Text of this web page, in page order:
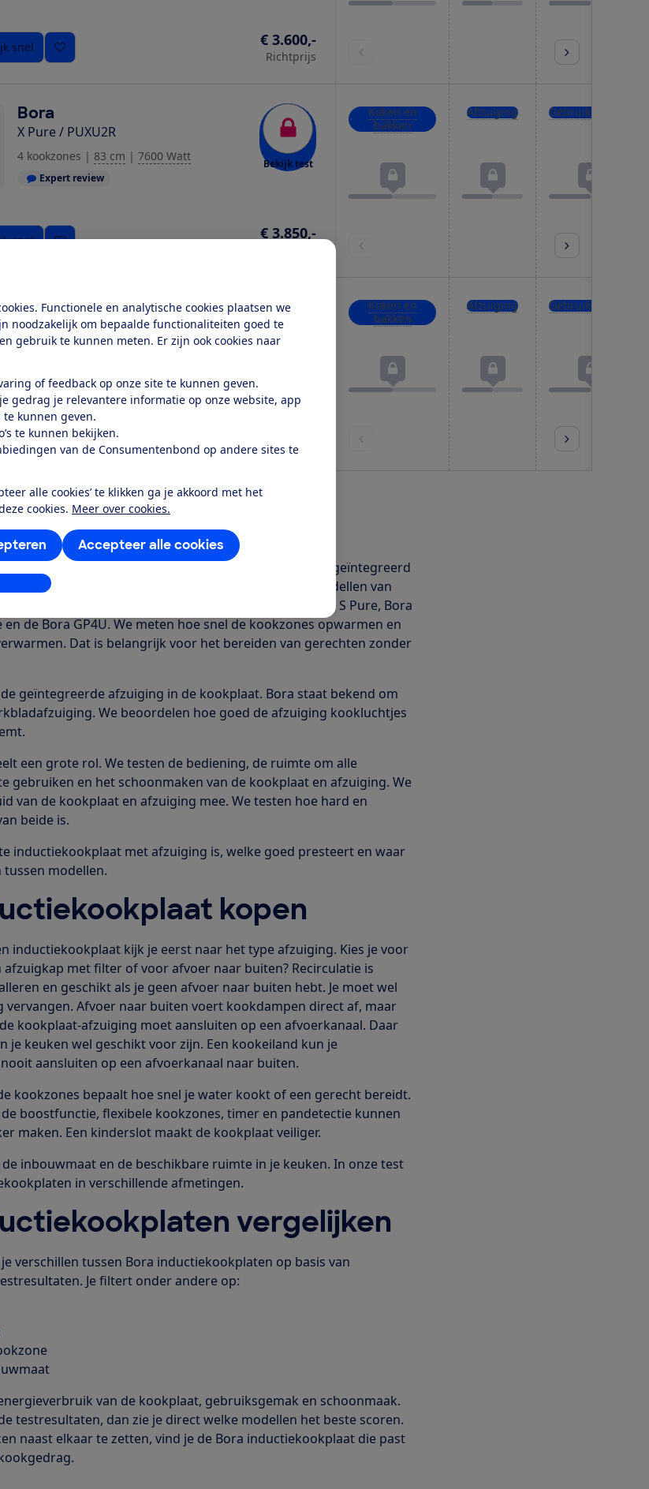
Functionele en analytische cookies plaatsen we
noodzakelijk om bepaalde functionaliteiten goed te
gebruik te kunnen meten. Er zijn ook cookies naar
of feedback op onze site te kunnen geven.
gedrag je relevantere informatie op onze website, app
te kunnen geven.
te kunnen bekijken.
van de Consumentenbond op andere sites te
alle cookies’ te klikken ga je akkoord met het
cookies. Meer over cookies.
Accepteer alle cookies
snel € 3.600,-
Richtprijs
Bora
X Pure / PUXU2R
4 kookzones | 83 cm | 7600 Watt
Expert review
Bekijk test
snel € 3.850,-
Koken en
bakken
Afzuiging Gebruiksgemak
Bora
GP4U
4 kookzones | 76 cm | 7600 Watt
snel
Richtprijs
Koken en
bakken
Afzuiging Gebruiksgemak
getest
met afzuiging kook je op inductie met een geïntegreerd
verschillende inductiekookplaten, waaronder modellen van
We testen onder andere de Bora Puru, Bora S Pure, Bora
en de Bora GP4U. We meten hoe snel de kookzones opwarmen en
Dat is belangrijk voor het bereiden van gerechten zonder
geïntegreerde afzuiging in de kookplaat. Bora staat bekend om
We beoordelen hoe goed de afzuiging kookluchtjes
een grote rol. We testen de bediening, de ruimte om alle
gebruiken en het schoonmaken van de kookplaat en afzuiging. We
van de kookplaat en afzuiging mee. We testen hoe hard en
beide is.
inductiekookplaat met afzuiging is, welke goed presteert en waar
modellen.
kopen
inductiekookplaat kijk je eerst naar het type afzuiging. Kies je voor
met filter of voor afvoer naar buiten? Recirculatie is
en geschikt als je geen afvoer naar buiten hebt. Je moet wel
vervangen. Afvoer naar buiten voert kookdampen direct af, maar
kookplaat-afzuiging moet aansluiten op een afvoerkanaal. Daar
je keuken wel geschikt voor zijn. Een kookeiland kun je
aansluiten op een afvoerkanaal naar buiten.
kookzones bepaalt hoe snel je water kookt of een gerecht bereidt.
boostfunctie, flexibele kookzones, timer en pandetectie kunnen
maken. Een kinderslot maakt de kookplaat veiliger.
inbouwmaat en de beschikbare ruimte in je keuken. In onze test
in verschillende afmetingen.
vergelijken
verschillen tussen Bora inductiekookplaten op basis van
Je filtert onder andere op:
van de kookplaat, gebruiksgemak en schoonmaak.
testresultaten, dan zie je direct welke modellen het beste scoren.
naast elkaar te zetten, vind je de Bora inductiekookplaat die past